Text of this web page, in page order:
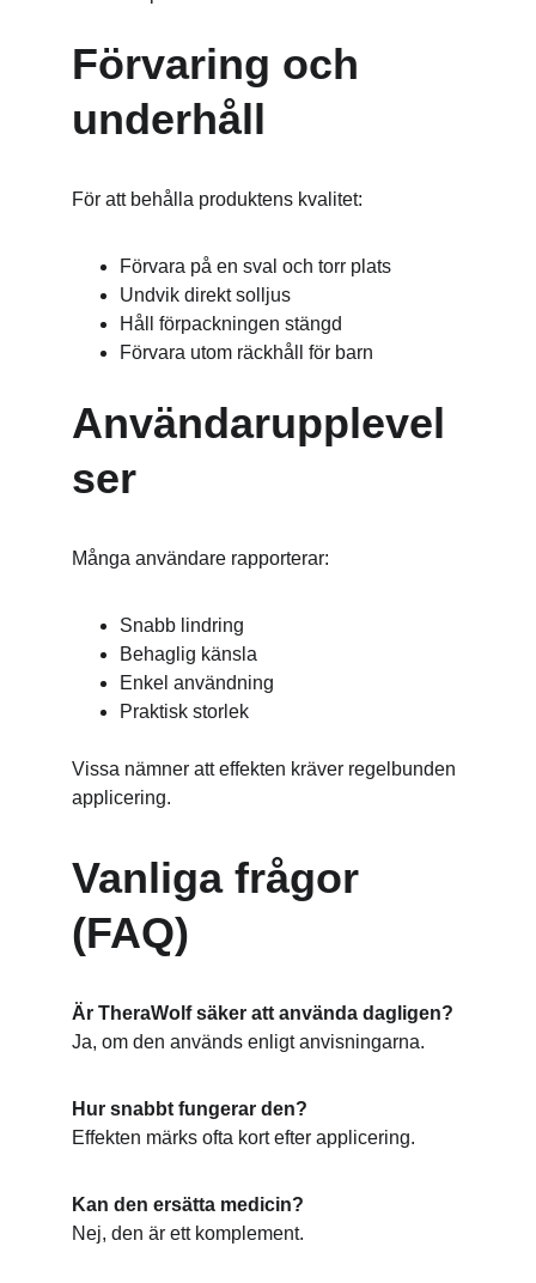
Förvaring och
underhåll
För att behålla produktens kvalitet:
Förvara på en sval och torr plats
Undvik direkt solljus
Håll förpackningen stängd
Förvara utom räckhåll för barn
Användarupplevel
ser
Många användare rapporterar:
Snabb lindring
Behaglig känsla
Enkel användning
Praktisk storlek
Vissa nämner att effekten kräver regelbunden
applicering.
Vanliga frågor
(FAQ)
Är TheraWolf säker att använda dagligen?
Ja, om den används enligt anvisningarna.
Hur snabbt fungerar den?
Effekten märks ofta kort efter applicering.
Kan den ersätta medicin?
Nej, den är ett komplement.